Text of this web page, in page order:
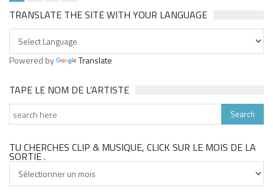
TRANSLATE THE SITE WITH YOUR LANGUAGE
Powered by Translate
TAPE LE NOM DE L’ARTISTE
TU CHERCHES CLIP & MUSIQUE, CLICK SUR LE MOIS DE LA
SORTIE .
cherches